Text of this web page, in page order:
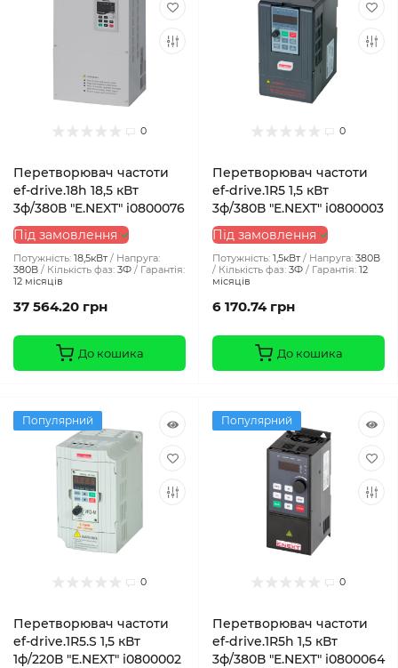
0
Перетворювач частоти
ef-drive.18h 18,5 кВт
3ф/380В "E.NEXT" i0800076
Під замовлення
Потужність: 18,5кВт
Напруга:
380В
Кількість фаз: 3Ф
Гарантія:
12 місяців
37 564.20 грн
До кошика
0
Перетворювач частоти
ef-drive.1R5 1,5 кВт
3ф/380В "E.NEXT" i0800003
Під замовлення
Потужність: 1,5кВт Напруга: 380В
Кількість фаз: 3Ф Гарантія: 12
місяців
6 170.74 грн
До кошика
Популярний
0
Перетворювач частоти
ef-drive.1R5.S 1,5 кВт
1ф/220В "E.NEXT" i0800002
Популярний
0
Перетворювач частоти
ef-drive.1R5h 1,5 кВт
3ф/380В "E.NEXT" i0800064